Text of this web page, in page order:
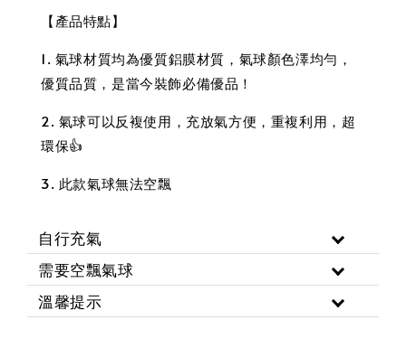
【產品特點】
1. 氣球材質均為優質鋁膜材質，氣球顏色澤均勻，
優質品質，是當今裝飾必備優品！
2. 氣球可以反複使用，充放氣方便，重複利用，超
環保👍
3. 此款氣球無法空飄
自行充氣
需要空飄氣球
溫馨提示